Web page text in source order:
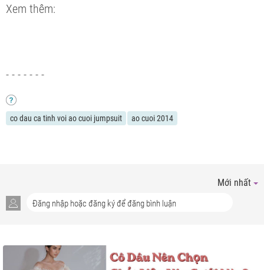
Xem thêm:
- - - - - - -
co dau ca tinh voi ao cuoi jumpsuit ao cuoi 2014
Mới nhất